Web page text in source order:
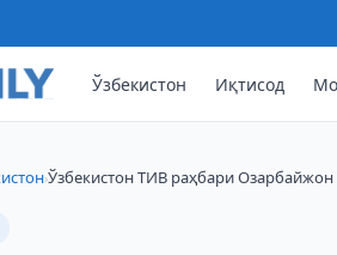
Ўзбекистон Иқтисод
›Ўзбекистон ТИВ раҳбари